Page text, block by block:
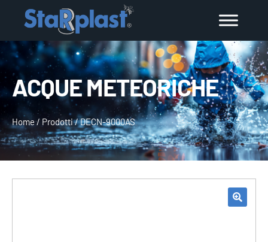
ACQUE METEORICHE
Home/ Prodotti/DECN-9000AS